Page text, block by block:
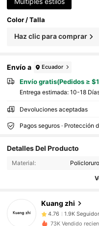
Color / Talla
Haz clic para comprar
Envío a Ecuador
Envío gratis(Pedidos ≥
Entrega estimada: 10-18
Devoluciones aceptadas
Pagos seguros · Protección
Detalles Del Producto
Material:
Kuang zhi
1.9K
4.76 1.9K
1.9K
1.9K
4.76 1.9K
73K Vendido